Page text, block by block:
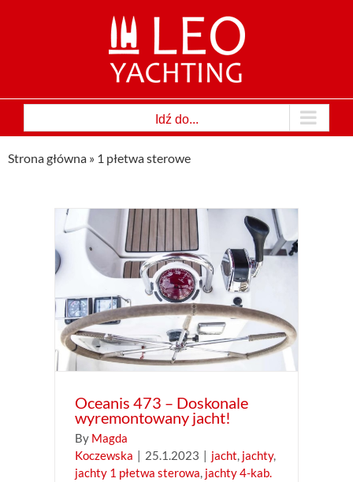
Idź do...
Strona główna » 1 płetwa sterowe
Oceanis 473 – Doskonale
wyremontowany jacht!
By Magda
Koczewska | 25.1.2023 | jacht, jachty,
jachty 1 płetwa sterowa, jachty 4-kab.